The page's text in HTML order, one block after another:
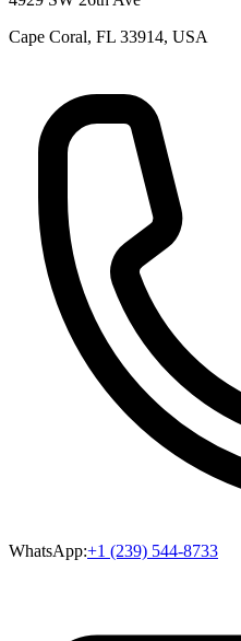
Cape Coral, FL 33914, USA
WhatsApp:+1 (239) 544-8733